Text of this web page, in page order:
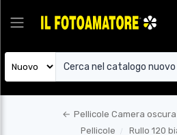
← Pellicole Camera
Pellicole
Rullo 120